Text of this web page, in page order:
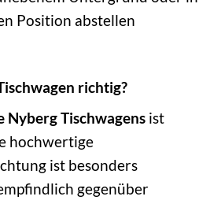
Position abstellen
richtig?
Nyberg Tischwagens ist
hochwertige
ist besonders
gegenüber